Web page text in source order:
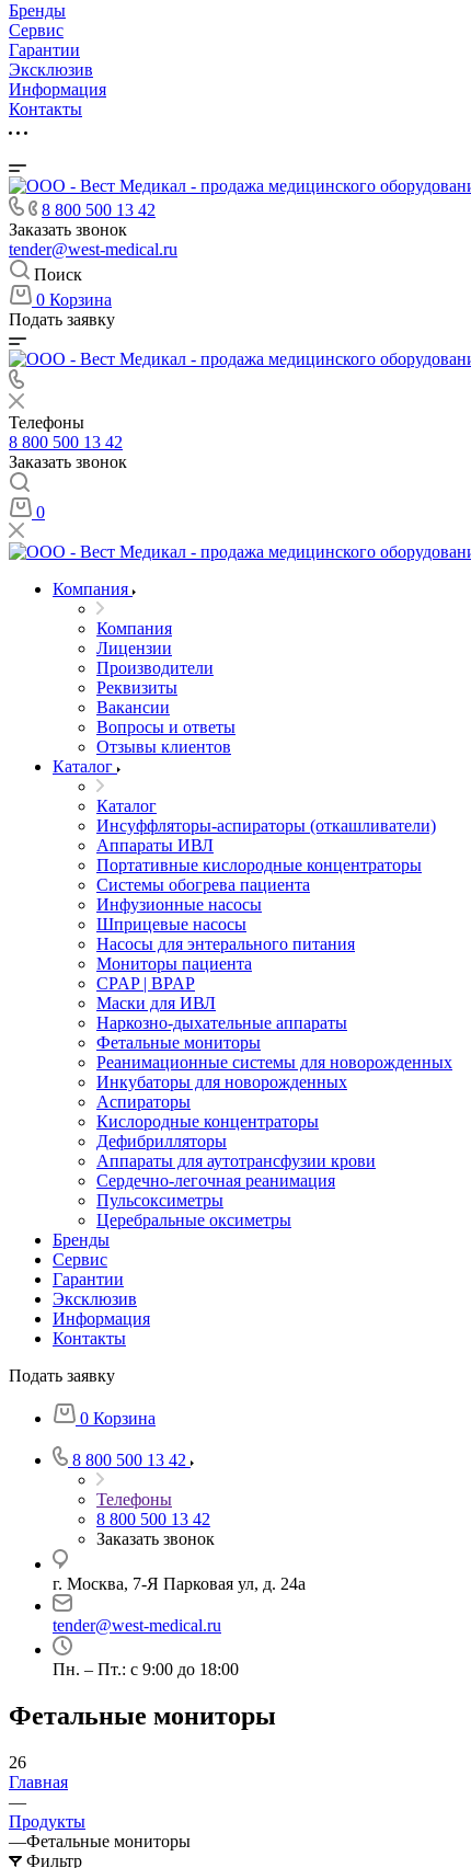
Бренды
Сервис
Гарантии
Эксклюзив
Информация
Контакты
8 800 500 13 42
Заказать звонок
tender@west-medical.ru
Поиск
0 Корзина
Подать заявку
Телефоны
8 800 500 13 42
Заказать звонок
0
Компания
Компания
Лицензии
Производители
Реквизиты
Вакансии
Вопросы и ответы
Отзывы клиентов
Каталог
Каталог
Инсуффляторы-аспираторы (откашливатели)
Аппараты ИВЛ
Портативные кислородные концентраторы
Системы обогрева пациента
Инфузионные насосы
Шприцевые насосы
Насосы для энтерального питания
Мониторы пациента
CPAP | BPAP
Маски для ИВЛ
Наркозно-дыхательные аппараты
Фетальные мониторы
Реанимационные системы для новорожденных
Инкубаторы для новорожденных
Аспираторы
Кислородные концентраторы
Дефибрилляторы
Аппараты для аутотрансфузии крови
Сердечно-легочная реанимация
Пульсоксиметры
Церебральные оксиметры
Бренды
Сервис
Гарантии
Эксклюзив
Информация
Контакты
Подать заявку
0 Корзина
8 800 500 13 42
Телефоны
8 800 500 13 42
Заказать звонок
г. Москва, 7-Я Парковая ул, д. 24а
tender@west-medical.ru
Пн. – Пт.: с 9:00 до 18:00
Фетальные мониторы
26
Главная
—
Продукты
—Фетальные мониторы
Фильтр